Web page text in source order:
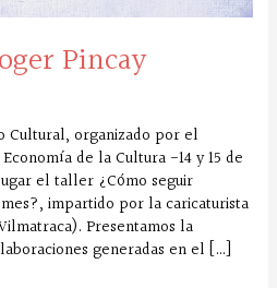
Pincay
Cultural, organizado por el
de la Cultura -14 y 15 de
el taller ¿Cómo seguir
impartido por la caricaturista
Presentamos la
generadas en el […]